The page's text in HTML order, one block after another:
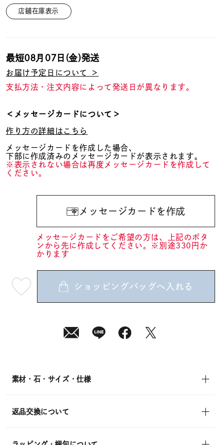
在庫
店舗在庫表示
最短08月07日(金)発送
お届け予定日について ＞
支払方法・注文内容によって発送日が異なります。
＜メッセージカードについて＞
作り方の詳細はこちら
メッセージカードを作成した場合、
下部に作成済みのメッセージカードが表示されます。
※表示されない場合は再度メッセージカードを作成して
ください。
メッセージカードを作成
メッセージカードをご希望の方は、上記のボタ
ンから先に作成してください。※別途330円か
かります
08
ショッピングバッグへ入れる
素材・石・サイズ・仕様
返品交換について